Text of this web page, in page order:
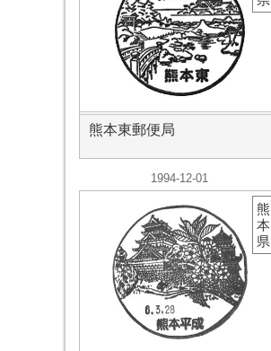
熊本東郵便局
1994-12-01
熊
本
県